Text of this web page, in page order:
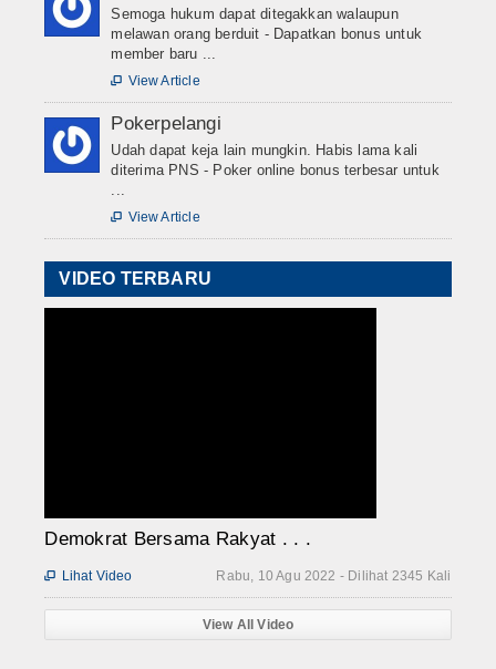
Semoga hukum dapat ditegakkan walaupun
melawan orang berduit - Dapatkan bonus untuk
member baru ...
 View Article
Pokerpelangi
Udah dapat keja lain mungkin. Habis lama kali
diterima PNS - Poker online bonus terbesar untuk
...
 View Article
VIDEO TERBARU
Demokrat Bersama Rakyat . . .
Rabu, 10 Agu 2022 - Dilihat 2345 Kali
 Lihat Video
View All Video